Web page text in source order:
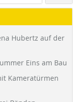
Hubertz auf der
Eins am Bau
Kameratürmen